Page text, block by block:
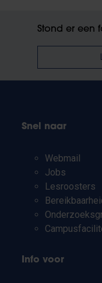
Stond er een
Snel naar
Webmail
Jobs
Lesroosters
Info voor